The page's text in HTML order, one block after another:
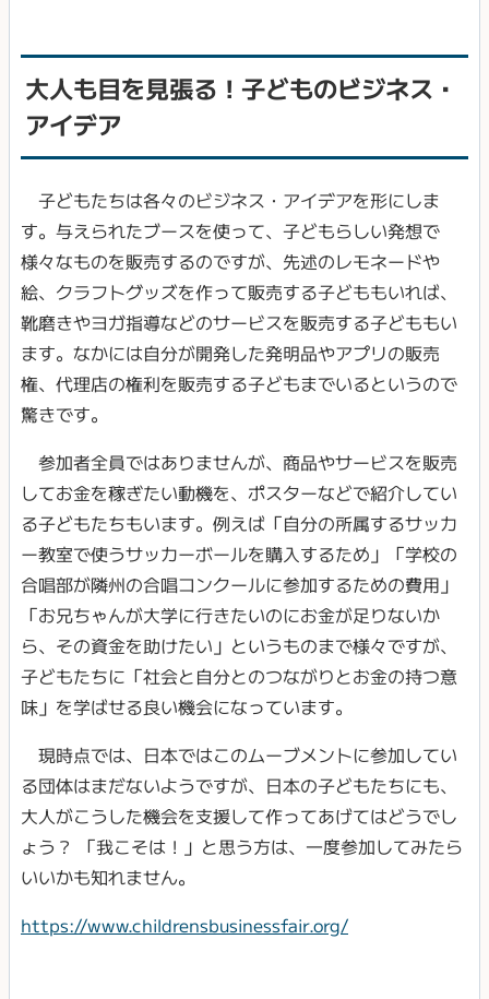
大人も目を見張る！子どものビジネス・
アイデア
子どもたちは各々のビジネス・アイデアを形にしま
す。与えられたブースを使って、子どもらしい発想で
様々なものを販売するのですが、先述のレモネードや
絵、クラフトグッズを作って販売する子どももいれば、
靴磨きやヨガ指導などのサービスを販売する子どももい
ます。なかには自分が開発した発明品やアプリの販売
権、代理店の権利を販売する子どもまでいるというので
驚きです。
参加者全員ではありませんが、商品やサービスを販売
してお金を稼ぎたい動機を、ポスターなどで紹介してい
る子どもたちもいます。例えば「自分の所属するサッカ
ー教室で使うサッカーボールを購入するため」「学校の
合唱部が隣州の合唱コンクールに参加するための費用」
「お兄ちゃんが大学に行きたいのにお金が足りないか
ら、その資金を助けたい」というものまで様々ですが、
子どもたちに「社会と自分とのつながりとお金の持つ意
味」を学ばせる良い機会になっています。
現時点では、日本ではこのムーブメントに参加してい
る団体はまだないようですが、日本の子どもたちにも、
大人がこうした機会を支援して作ってあげてはどうでし
ょう？ 「我こそは！」と思う方は、一度参加してみたら
いいかも知れません。
https://www.childrensbusinessfair.org/